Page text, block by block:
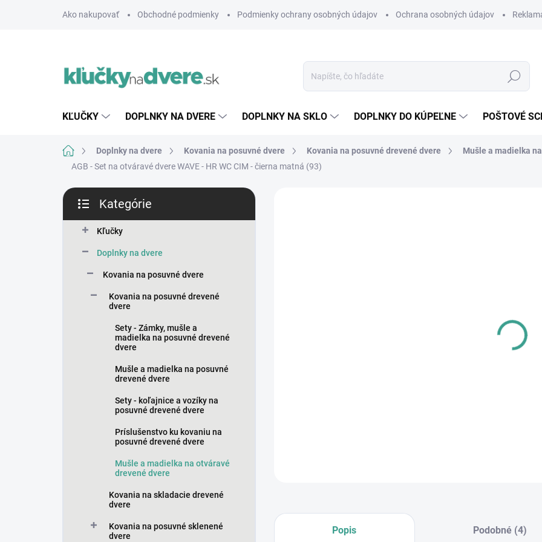
Ako nakupovať Obchodné podmienky Podmienky ochrany osobných údajov Ochrana osobných údajov
Hľadať
KĽUČKY DOPLNKY NA DVERE DOPLNKY NA SKLO DOPLNKY DO KÚPEĽNE POŠTOVÉ
DomovDoplnky na dvere Kovania na posuvné dvere Kovania na posuvné drevené dvere
Mušle a madielka
AGB - Set na otváravé dvere WAVE - HR WC CIM - čierna matná (93)
B
č
kategórie
Kategórie
Kľučky
Doplnky na dvere
Kovania na posuvné dvere
Kovania na posuvné drevené
dvere
Sety - Zámky, mušle a
madielka na posuvné drevené
dvere
Mušle a madielka na posuvné
drevené dvere
Sety - koľajnice a vozíky na
posuvné drevené dvere
Príslušenstvo ku kovaniu na
posuvné drevené dvere
Mušle a madielka na otváravé
drevené dvere
Kovania na skladacie drevené
dvere
Kovania na posuvné sklenené
dvere
Popis Podobné (4)